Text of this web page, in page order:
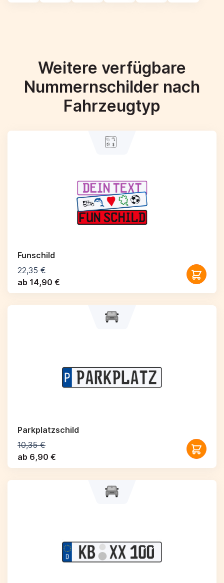
Weitere verfügbare
Nummernschilder nach
Fahrzeugtyp
Funschild
22,35 €
ab 14,90 €
Parkplatzschild
10,35 €
ab 6,90 €